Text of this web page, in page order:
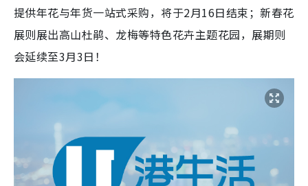
提供年花与年货一站式采购，将于2月16日结束；新春花
展则展出高山杜鹃、龙梅等特色花卉主题花园，展期则
会延续至3月3日！